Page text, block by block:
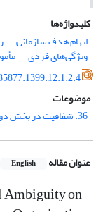
کلیدواژه‌ها
ابهام هدف سازمانی
ویژگی‌های فردی
موضوعات
36. شفافیت در بخش دولتی
عنوان مقاله English
Ambiguity on